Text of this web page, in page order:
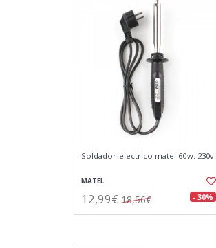
Soldador electrico matel 60w. 230v.
MATEL
12,99€ 18,56€ - 30%